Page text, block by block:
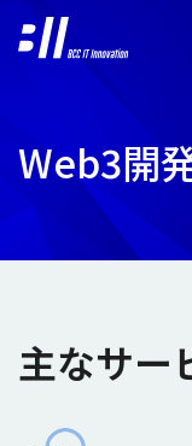
Web3開
主なサー